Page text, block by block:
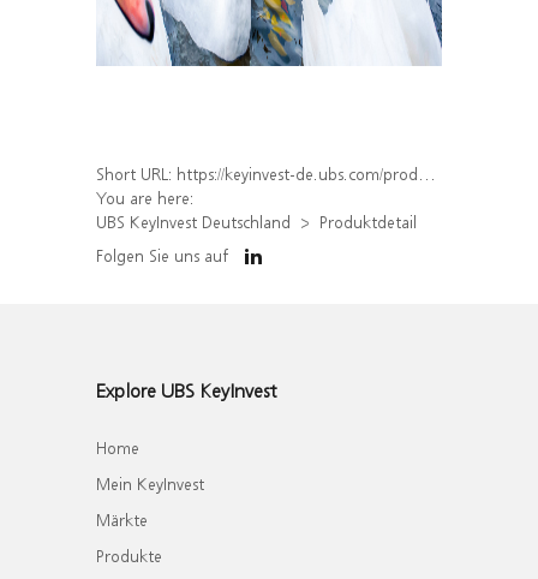
Short URL: https://keyinvest-de.ubs.com/produkt/detail/index/isin/DE000WA5J7D3
You are here:
UBS KeyInvest Deutschland
Produktdetail
Folgen Sie uns auf
Explore UBS KeyInvest
Home
Mein KeyInvest
Märkte
Produkte